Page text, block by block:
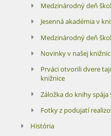
Medzinárodný deň
Jesenná akadémia v
Medzinárodný deň
Novinky v našej
Prváci otvorili dvere
knižnice
Záložka do knihy spája
Fotky z podujatí
História